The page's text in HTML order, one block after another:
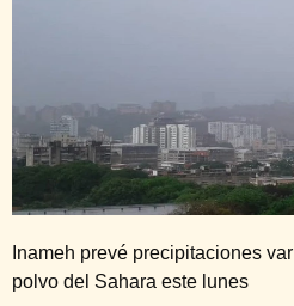
Inameh prevé precipitaciones
polvo del Sahara este lunes